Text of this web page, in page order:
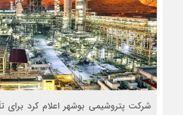
شرکت پتروشیمی بوشهر اعلام کرد برای